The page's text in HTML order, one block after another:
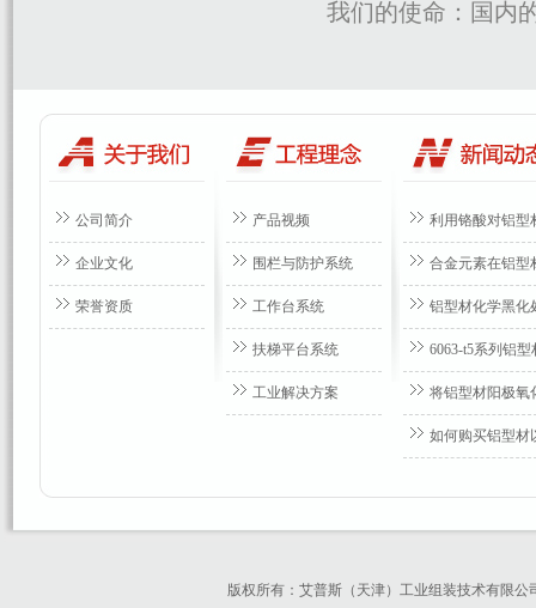
我们的使命：国内
公司简介
企业文化
荣誉资质
产品视频
围栏与防护系统
工作台系统
扶梯平台系统
工业解决方案
利用铬酸对铝型
合金元素在铝型
铝型材化学黑化
6063-t5系列铝
将铝型材阳极氧
如何购买铝型材
版权所有：艾普斯（天津）工业组装技术有限公